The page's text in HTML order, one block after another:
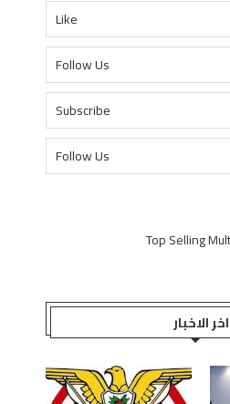
Like
Follow Us
Subscribe
Follow Us
اخر الاخبار